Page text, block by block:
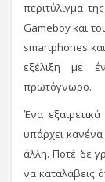
περιτύλιγμα
Gameboy και
smartphones
εξέλιξη με
πρωτόγνωρο.
Ένα
υπάρχει
άλλη. Ποτέ δε
να καταλάβεις